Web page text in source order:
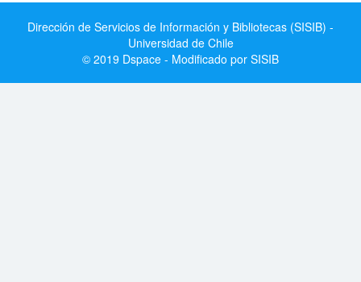
Dirección de Servicios de Información y Bibliotecas (SISIB) -
Universidad de Chile
© 2019 Dspace - Modificado por SISIB